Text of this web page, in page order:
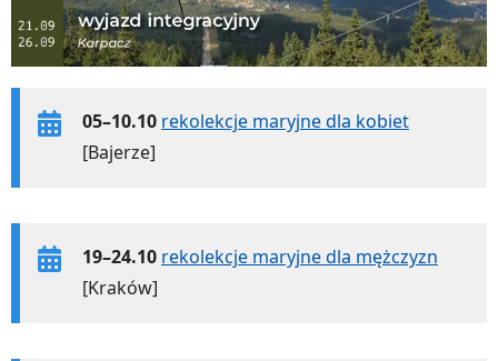
05–10.10 rekolekcje maryjne dla kobiet
[Bajerze]
19–24.10 rekolekcje maryjne dla mężczyzn
[Kraków]